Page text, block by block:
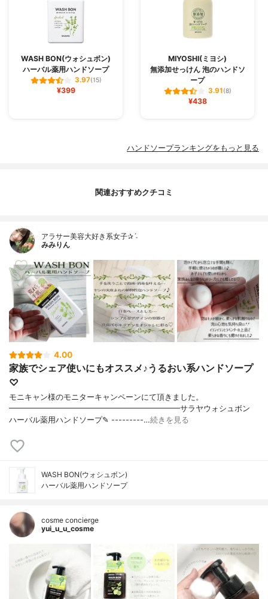
WASH BON(ウォシュボン)
ハーバル薬用ハンドソープ
3.97(15)
¥399
MIYOSHI(ミヨシ)
無添加せっけん 泡のハンドソ
ープ
3.91(8)
¥438
ハンドソープランキングをもっと見る
関連おすすめクチコミ
アラサー美容大好き系女子✰ˊ˗
みみりん
4.00
家族でシェア使いにもオススメ♪うるおい系ハンドソープ
♡
モニキャン様のモニターキャンペーンにて頂きました。
━━━━━━━━━━━━━━━━━━━━━━サラヤウォシュボン
ハーバル薬用ハンドソープ✎ ---------…続きを見る
WASH BON(ウォシュボン)
ハーバル薬用ハンドソープ
cosme concierge
yui_u_u_cosme